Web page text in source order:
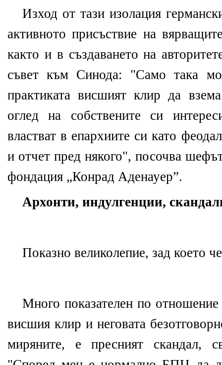
Изход от тази изолация
активното присъствие на
както и в създаването на
съвет към Синода: "Само така
практиката висшият клир да
оглед на собствените си
властват в епархиите си като
и отчет пред някого", посочва
фондация „Конрад Аденауер”.
Архонти, индулгенции,
Показно великолепие, зад което
Много показателен по
висшия клир и неговата
миряните, е пресният скандал,